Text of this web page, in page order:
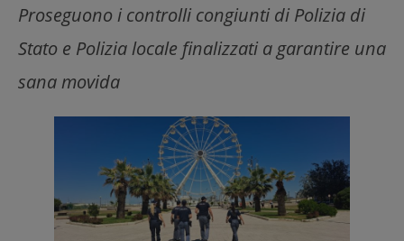
Proseguono i controlli congiunti di Polizia di
Stato e Polizia locale finalizzati a garantire una
sana movida